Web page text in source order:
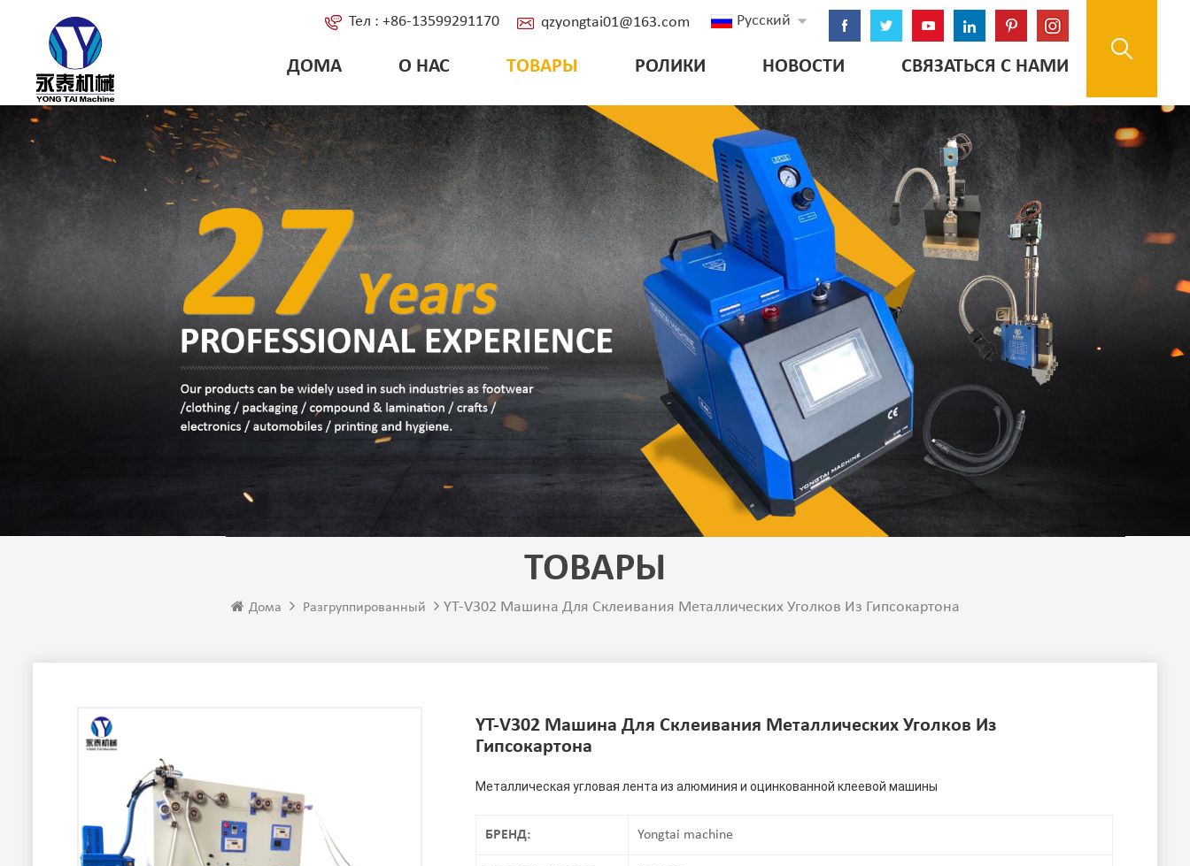
Русский
Тел : +86-13599291170 qzyongtai01@163.com
ДОМА О НАС ТОВАРЫ РОЛИКИ НОВОСТИ СВЯЗАТЬСЯ С НАМИ
ТОВАРЫ
Дома Разгруппированный YT-V302 Машина Для Склеивания Металлических Уголков Из Гипсокартона
YT-V302 Машина Для Склеивания Металлических Уголков Из
Гипсокартона
Металлическая угловая лента из алюминия и оцинкованной клеевой машины
БРЕНД: Yongtai machine